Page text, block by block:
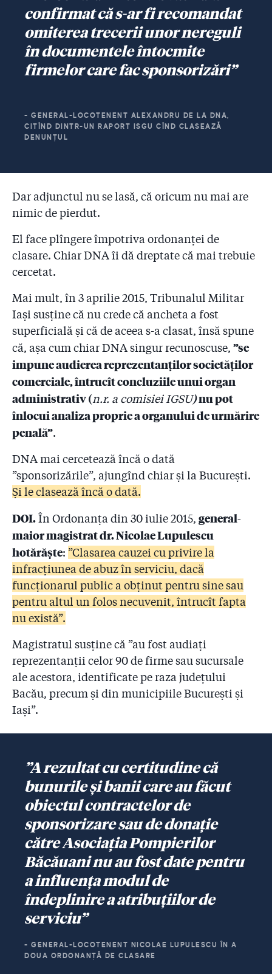
confirmat că s-ar fi recomandat
omiterea trecerii unor nereguli
în documentele întocmite
firmelor care fac sponsorizări”
- GENERAL-LOCOTENENT ALEXANDRU DE LA DNA,
CITÎND DINTR-UN RAPORT ISGU CÎND CLASEAZĂ
DENUNȚUL
Dar adjunctul nu se lasă, că oricum nu mai are
nimic de pierdut.
El face plîngere împotriva ordonanței de
clasare. Chiar DNA îi dă dreptate că mai trebuie
cercetat.
Mai mult, în 3 aprilie 2015, Tribunalul Militar
Iași susține că nu crede că ancheta a fost
superficială și că de aceea s-a clasat, însă spune
că, așa cum chiar DNA singur recunoscuse, ”se
impune audierea reprezentanților societăților
comerciale, întrucît concluziile unui organ
administrativ (n.r. a comisiei IGSU)nu pot
înlocui analiza proprie a organului de urmărire
penală”.
DNA mai cercetează încă o dată
”sponsorizările”, ajungînd chiar și la București.
Și le clasează încă o dată.
DOI.În Ordonanța din 30 iulie 2015, general-
maior magistrat dr. Nicolae Lupulescu
hotărăște: ”Clasarea cauzei cu privire la
infracțiunea de abuz în serviciu, dacă
funcționarul public a obținut pentru sine sau
pentru altul un folos necuvenit, întrucît fapta
nu există”.
Magistratul susține că ”au fost audiați
reprezentanții celor 90 de firme sau sucursale
ale acestora, identificate pe raza județului
Bacău, precum și din municipiile București și
Iași”.
”A rezultat cu certitudine că
bunurile și banii care au făcut
obiectul contractelor de
sponsorizare sau de donație
către Asociația Pompierilor
Băcăuani nu au fost date pentru
a influența modul de
îndeplinire a atribuțiilor de
serviciu”
- GENERAL-LOCOTENENT NICOLAE LUPULESCU ÎN A
DOUA ORDONANȚĂ DE CLASARE